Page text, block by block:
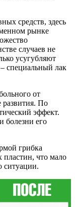
средств, здесь
рынке
случаев не
усугубляют
специальный лак
от
развития. По
эффект.
болезни его
грибка
пластин, что мало
ситуации.